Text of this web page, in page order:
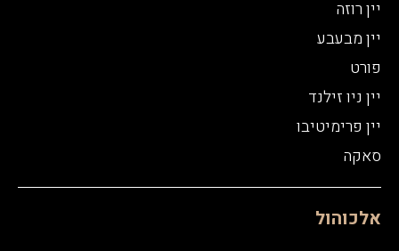
יין רוזה
יין מבעבע
פורט
יין ניו זילנד
יין פרימיטיבו
סאקה
אלכוהול